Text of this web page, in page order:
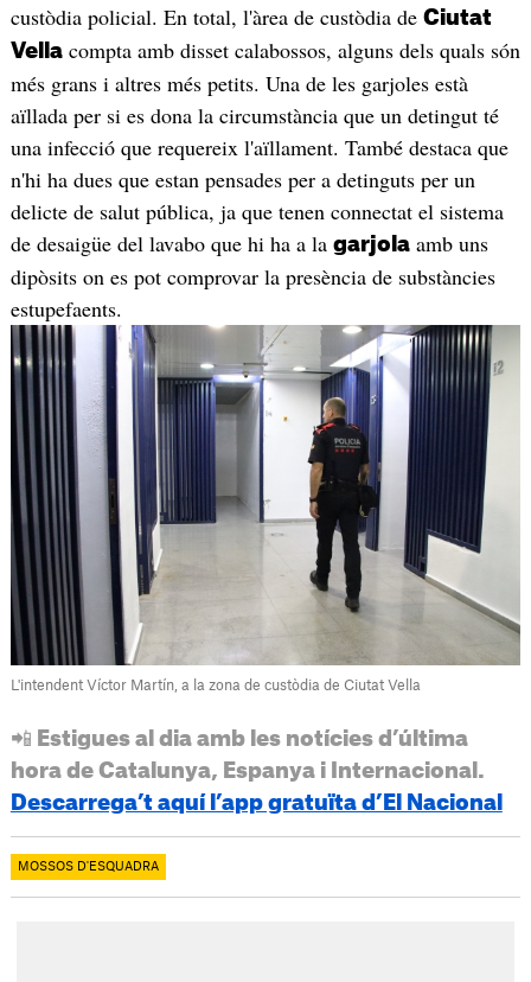
custòdia policial. En total, l'àrea de custòdia de Ciutat
Vellacompta amb disset calabossos, alguns dels quals són
més grans i altres més petits. Una de les garjoles està
aïllada per si es dona la circumstància que un detingut té
una infecció que requereix l'aïllament. També destaca que
n'hi ha dues que estan pensades per a detinguts per un
delicte de salut pública, ja que tenen connectat el sistema
de desaigüe del lavabo que hi ha a la garjolaamb uns
dipòsits on es pot comprovar la presència de substàncies
estupefaents.
L'intendent Víctor Martín, a la zona de custòdia de Ciutat Vella
📲 Estigues al dia amb les notícies d’última
hora de Catalunya, Espanya i Internacional.
Descarrega’t aquí l’app gratuïta d’El Nacional
MOSSOS D'ESQUADRA